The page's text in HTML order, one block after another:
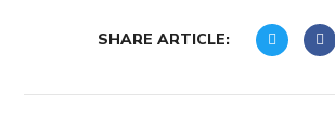
SHARE ARTICLE: